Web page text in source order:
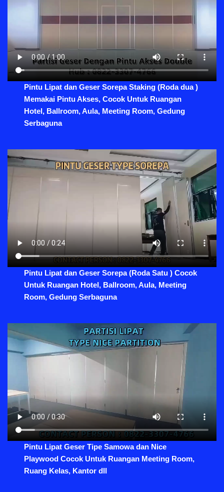
Pintu Lipat dan Geser Sorepa Staking (Roda dua )
Memakai Pintu Akses, Cocok Untuk Ruangan
Hotel, Ballroom, Aula, Meeting Room, Gedung
Serbaguna
Pintu Lipat dan Geser Sorepa (Roda Satu ) Cocok
Untuk Ruangan Hotel, Ballroom, Aula, Meeting
Room, Gedung Serbaguna
Pintu Lipat Geser Tipe Samowa dan Nice
Playwood Cocok Untuk Ruangan Meeting Room,
Ruang Kelas, Kantor dll